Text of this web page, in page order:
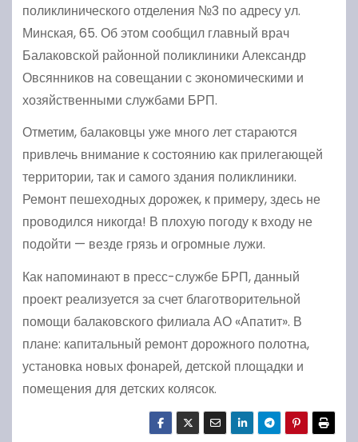
поликлинического отделения №3 по адресу ул.
Минская, 65. Об этом сообщил главный врач
Балаковской районной поликлиники Александр
Овсянников на совещании с экономическими и
хозяйственными службами БРП.
Отметим, балаковцы уже много лет стараются
привлечь внимание к состоянию как прилегающей
территории, так и самого здания поликлиники.
Ремонт пешеходных дорожек, к примеру, здесь не
проводился никогда! В плохую погоду к входу не
подойти — везде грязь и огромные лужи.
Как напоминают в пресс-службе БРП, данный
проект реализуется за счет благотворительной
помощи балаковского филиала АО «Апатит». В
плане: капитальный ремонт дорожного полотна,
установка новых фонарей, детской площадки и
помещения для детских колясок.